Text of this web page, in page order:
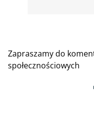
Zapraszamy do
społecznościowych